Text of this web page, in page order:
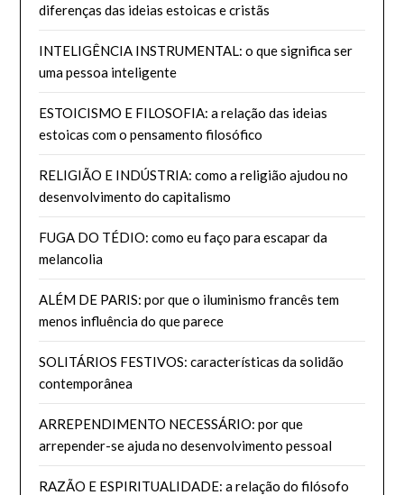
diferenças das ideias estoicas e cristãs
INTELIGÊNCIA INSTRUMENTAL: o que significa ser
uma pessoa inteligente
ESTOICISMO E FILOSOFIA: a relação das ideias
estoicas com o pensamento filosófico
RELIGIÃO E INDÚSTRIA: como a religião ajudou no
desenvolvimento do capitalismo
FUGA DO TÉDIO: como eu faço para escapar da
melancolia
ALÉM DE PARIS: por que o iluminismo francês tem
menos influência do que parece
SOLITÁRIOS FESTIVOS: características da solidão
contemporânea
ARREPENDIMENTO NECESSÁRIO: por que
arrepender-se ajuda no desenvolvimento pessoal
RAZÃO E ESPIRITUALIDADE: a relação do filósofo